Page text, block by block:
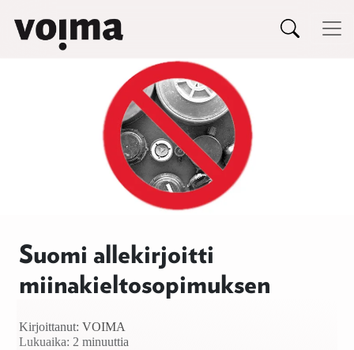
Siirry sisältöön
Päävalikko
Suomi allekirjoitti
miinakieltosopimuksen
Kirjoittanut: VOIMA
Lukuaika: 2 minuuttia